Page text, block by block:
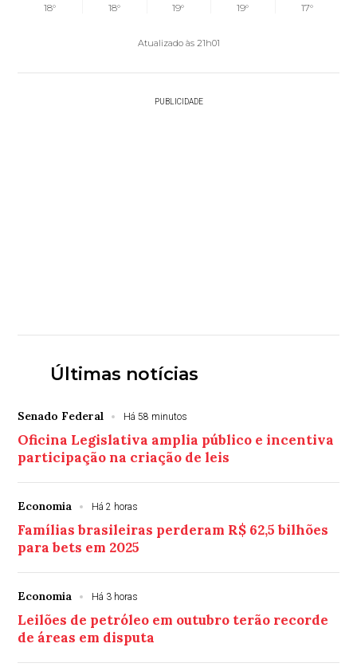
18°
18°
19°
19°
17°
Atualizado às 21h01
PUBLICIDADE
Últimas notícias
Senado Federal Há 58 minutos
Oficina Legislativa amplia público e incentiva
participação na criação de leis
Economia Há 2 horas
Famílias brasileiras perderam R$ 62,5 bilhões
para bets em 2025
Economia Há 3 horas
Leilões de petróleo em outubro terão recorde
de áreas em disputa